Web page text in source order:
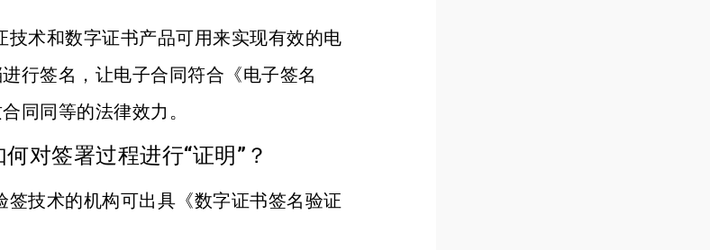
术和数字证书产品可用来实现有效的电
行签名，让电子合同符合《电子签名
同同等的法律效力。
对签署过程进行“证明”？
技术的机构可出具《数字证书签名验证